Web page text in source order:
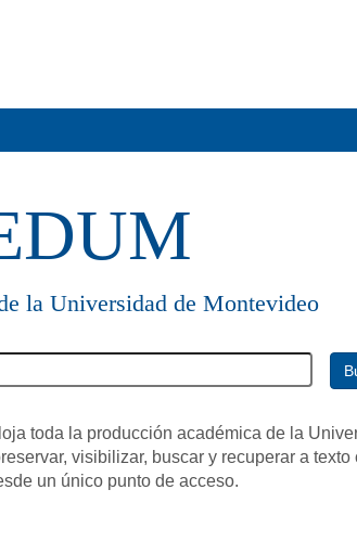
la Universidad de Montevideo
toda la producción académica de la
visibilizar, buscar y recuperar a texto
un único punto de acceso.